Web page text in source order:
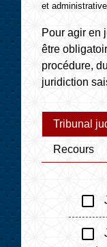
et
Pour agir en
être
procédure,
juridiction
Tribunal
Recours
check_box_outline_blank
check_box_outline_blank